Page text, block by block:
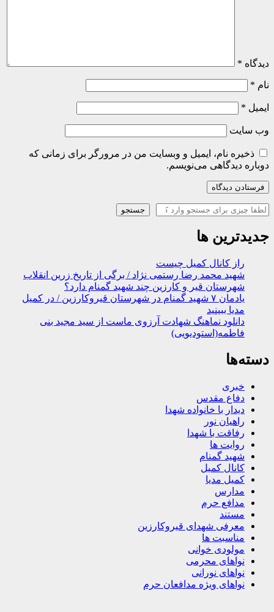
دیدگاه *
نام *
ایمیل *
وب‌ سایت
ذخیره نام، ایمیل و وبسایت من در مرورگر برای زمانی که
دوباره دیدگاهی می‌نویسم.
جستجو جستجو
جدیدترین ها
راز کانال کمیل چیست
شهید محمد رضا رستمی نژاد / برگی از تاریخ زرین انقلاب
شهرستان قیر و کارزین چند شهید گمنام دارد؟
یادمان ۷ شهید گمنام در شهرستان قیروکارزین / در کمیل
مدیا ببینید
دانلود نماهنگ شهادت آرزوی ماست از سید مجید بنی
فاطمه(استودیویی)
دسته‌ها
خبری
دفاع مقدس
دیدار با خانواده شهدا
راهیان نور
رفاقت با شهدا
روایت ها
شهید گمنام
کانال کمیل
کمیل مدیا
مدارس
مدافع حرم
مستند
معرفی شهدای قیروکارزین
مناسبت ها
مولودی خوانی
نواهای محرمی
نواهای نورانی
نواهای ویژه مدافعان حرم